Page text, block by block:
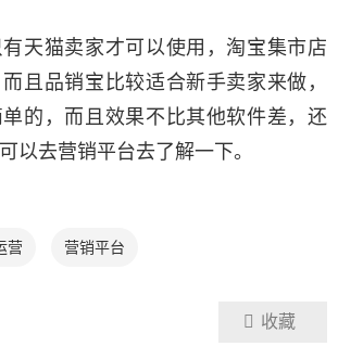
天猫卖家才可以使用，淘宝集市店
且品销宝比较适合新手卖家来做，
的，而且效果不比其他软件差，还
以去营销平台去了解一下。
营 营销平台
收藏